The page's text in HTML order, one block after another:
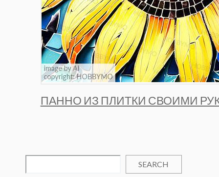
ПАННО ИЗ ПЛИТКИ СВОИМИ
SEARCH